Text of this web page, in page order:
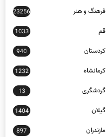
فرهنگ و هنر 23256
قم 1033
کردستان 940
کرمانشاه 1232
گردشگری 13
گیلان 1404
مازندران 897